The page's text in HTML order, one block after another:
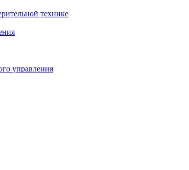
технике
управления